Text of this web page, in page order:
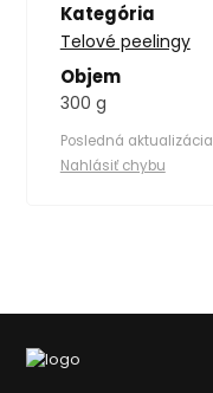
Kategória
Telové peelingy
Objem
300 g
Posledná aktualizácia:
Nahlásiť chybu